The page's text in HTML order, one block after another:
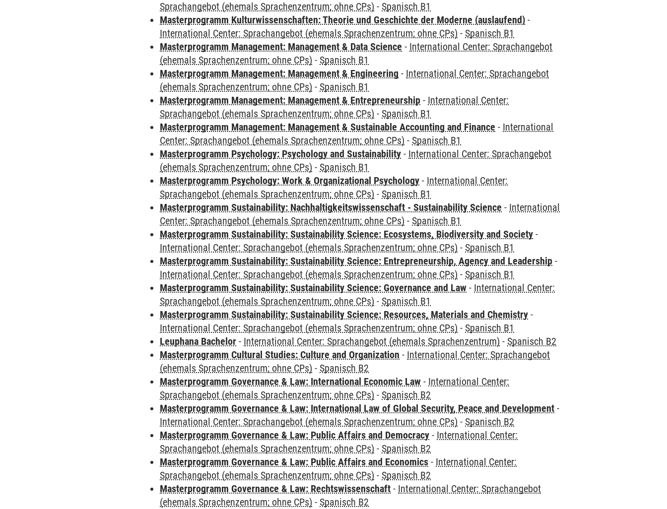
Sprachangebot (ehemals Sprachenzentrum; ohne CPs) - Spanisch B1
Masterprogramm Kulturwissenschaften: Theorie und Geschichte der Moderne (auslaufend) -
International Center: Sprachangebot (ehemals Sprachenzentrum; ohne CPs) - Spanisch B1
Masterprogramm Management: Management & Data Science - International Center: Sprachangebot
(ehemals Sprachenzentrum; ohne CPs) - Spanisch B1
Masterprogramm Management: Management & Engineering - International Center: Sprachangebot
(ehemals Sprachenzentrum; ohne CPs) - Spanisch B1
Masterprogramm Management: Management & Entrepreneurship - International Center:
Sprachangebot (ehemals Sprachenzentrum; ohne CPs) - Spanisch B1
Masterprogramm Management: Management & Sustainable Accounting and Finance - International
Center: Sprachangebot (ehemals Sprachenzentrum; ohne CPs) - Spanisch B1
Masterprogramm Psychology: Psychology and Sustainability - International Center: Sprachangebot
(ehemals Sprachenzentrum; ohne CPs) - Spanisch B1
Masterprogramm Psychology: Work & Organizational Psychology - International Center:
Sprachangebot (ehemals Sprachenzentrum; ohne CPs) - Spanisch B1
Masterprogramm Sustainability: Nachhaltigkeitswissenschaft - Sustainability Science - International
Center: Sprachangebot (ehemals Sprachenzentrum; ohne CPs) - Spanisch B1
Masterprogramm Sustainability: Sustainability Science: Ecosystems, Biodiversity and Society -
International Center: Sprachangebot (ehemals Sprachenzentrum; ohne CPs) - Spanisch B1
Masterprogramm Sustainability: Sustainability Science: Entrepreneurship, Agency and Leadership -
International Center: Sprachangebot (ehemals Sprachenzentrum; ohne CPs) - Spanisch B1
Masterprogramm Sustainability: Sustainability Science: Governance and Law - International Center:
Sprachangebot (ehemals Sprachenzentrum; ohne CPs) - Spanisch B1
Masterprogramm Sustainability: Sustainability Science: Resources, Materials and Chemistry -
International Center: Sprachangebot (ehemals Sprachenzentrum; ohne CPs) - Spanisch B1
Leuphana Bachelor - International Center: Sprachangebot (ehemals Sprachenzentrum) - Spanisch B2
Masterprogramm Cultural Studies: Culture and Organization - International Center: Sprachangebot
(ehemals Sprachenzentrum; ohne CPs) - Spanisch B2
Masterprogramm Governance & Law: International Economic Law - International Center:
Sprachangebot (ehemals Sprachenzentrum; ohne CPs) - Spanisch B2
Masterprogramm Governance & Law: International Law of Global Security, Peace and Development -
International Center: Sprachangebot (ehemals Sprachenzentrum; ohne CPs) - Spanisch B2
Masterprogramm Governance & Law: Public Affairs and Democracy - International Center:
Sprachangebot (ehemals Sprachenzentrum; ohne CPs) - Spanisch B2
Masterprogramm Governance & Law: Public Affairs and Economics - International Center:
Sprachangebot (ehemals Sprachenzentrum; ohne CPs) - Spanisch B2
Masterprogramm Governance & Law: Rechtswissenschaft - International Center: Sprachangebot
(ehemals Sprachenzentrum; ohne CPs) - Spanisch B2